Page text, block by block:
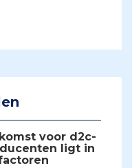
voor d2c-
ligt in